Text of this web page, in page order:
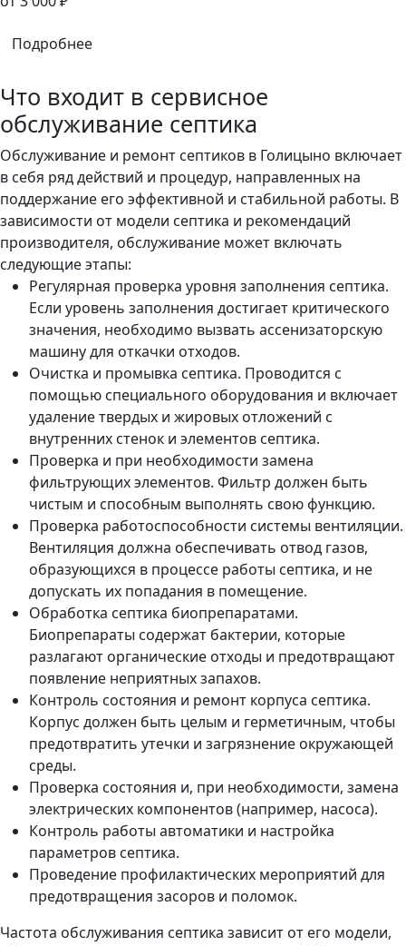
Подробнее
Что входит в сервисное
обслуживание септика
Обслуживание и ремонт септиков в Голицыно включает
в себя ряд действий и процедур, направленных на
поддержание его эффективной и стабильной работы. В
зависимости от модели септика и рекомендаций
производителя, обслуживание может включать
следующие этапы:
Регулярная проверка уровня заполнения септика.
Если уровень заполнения достигает критического
значения, необходимо вызвать ассенизаторскую
машину для откачки отходов.
Очистка и промывка септика. Проводится с
помощью специального оборудования и включает
удаление твердых и жировых отложений с
внутренних стенок и элементов септика.
Проверка и при необходимости замена
фильтрующих элементов. Фильтр должен быть
чистым и способным выполнять свою функцию.
Проверка работоспособности системы вентиляции.
Вентиляция должна обеспечивать отвод газов,
образующихся в процессе работы септика, и не
допускать их попадания в помещение.
Обработка септика биопрепаратами.
Биопрепараты содержат бактерии, которые
разлагают органические отходы и предотвращают
появление неприятных запахов.
Контроль состояния и ремонт корпуса септика.
Корпус должен быть целым и герметичным, чтобы
предотвратить утечки и загрязнение окружающей
среды.
Проверка состояния и, при необходимости, замена
электрических компонентов (например, насоса).
Контроль работы автоматики и настройка
параметров септика.
Проведение профилактических мероприятий для
предотвращения засоров и поломок.
Частота обслуживания септика зависит от его модели,